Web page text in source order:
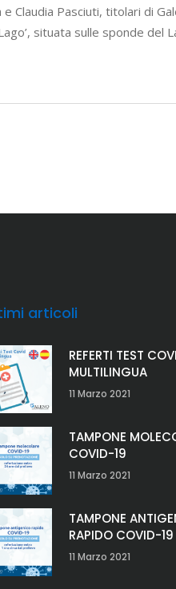
Claudia Pasciuti, titolari di
situata sulle sponde del
articoli
REFERTI TEST
MULTILINGUA
11 Marzo 2021
TAMPONE
COVID-19
11 Marzo 2021
TAMPONE
RAPIDO COVID-19
11 Marzo 2021